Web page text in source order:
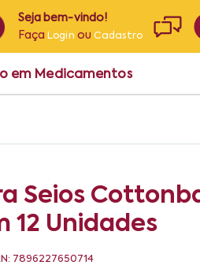
Seja bem-vindo!
Faça Login ouCadastro
em Medicamentos
Seios
12 Unidades
7896227650714